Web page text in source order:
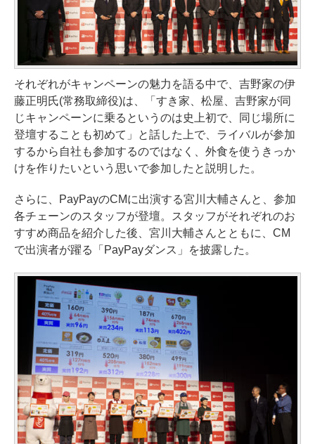
それぞれがキャンペーンの魅力を語る中で、吉野家の伊
藤正明氏(常務取締役)は、「すき家、松屋、吉野家が同
じキャンペーンに乗るというのは史上初で、同じ場所に
登壇することも初めて」と話した上で、ライバルが参加
するから自社も参加するのではなく、外食を使うきっか
けを作りたいという思いで参加したと説明した。
さらに、PayPayのCMに出演する宮川大輔さんと、参加
各チェーンのスタッフが登壇。スタッフがそれぞれのお
すすめ商品を紹介した後、宮川大輔さんとともに、CM
で出演者が躍る「PayPayダンス」を披露した。